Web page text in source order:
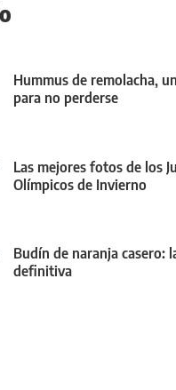
Hummus de remolacha,
para no perderse
Las mejores fotos de los
Olímpicos de Invierno
Budín de naranja casero:
definitiva